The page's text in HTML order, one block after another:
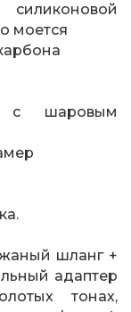
моется
с шаровым
шланг +
адаптер
тонах,